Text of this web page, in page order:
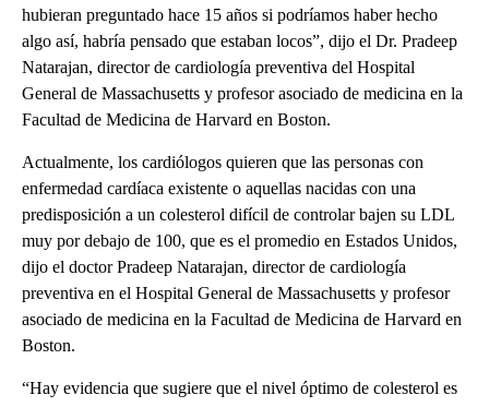
hubieran preguntado hace 15 años si podríamos haber hecho
algo así, habría pensado que estaban locos”, dijo el Dr. Pradeep
Natarajan, director de cardiología preventiva del Hospital
General de Massachusetts y profesor asociado de medicina en la
Facultad de Medicina de Harvard en Boston.
Actualmente, los cardiólogos quieren que las personas con
enfermedad cardíaca existente o aquellas nacidas con una
predisposición a un colesterol difícil de controlar bajen su LDL
muy por debajo de 100, que es el promedio en Estados Unidos,
dijo el doctor Pradeep Natarajan, director de cardiología
preventiva en el Hospital General de Massachusetts y profesor
asociado de medicina en la Facultad de Medicina de Harvard en
Boston.
“Hay evidencia que sugiere que el nivel óptimo de colesterol es